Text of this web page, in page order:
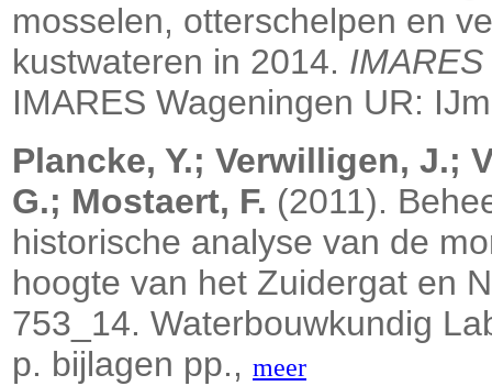
mosselen, otterschelpen en
kustwateren in 2014.
IMARES Wageningen UR:
Plancke, Y.; Verwilligen, J.;
G.; Mostaert, F. (2011).
historische analyse van de
hoogte van het Zuidergat en
753_14. Waterbouwkundig
p. bijlagen pp., meer